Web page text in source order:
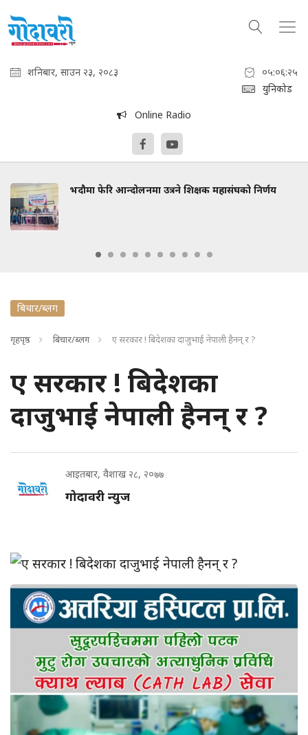
शनिबार, साउन २३, २०८३
०५:०६:२६
युनिकोड
Online Radio
भदौमा फेरि आन्दोलनमा उत्रने शिक्षक महासंघको निर्णय
बिचार/ब्लग
गृहपृष्ठ बिचार/ब्लग ए सरकार ! बिदेशका दाजुभाई नेपाली हैनन् र ?
ए सरकार ! बिदेशका
दाजुभाई नेपाली हैनन् र ?
आइतबार, वैशाख २८, २०७७
गोदावरी न्युज